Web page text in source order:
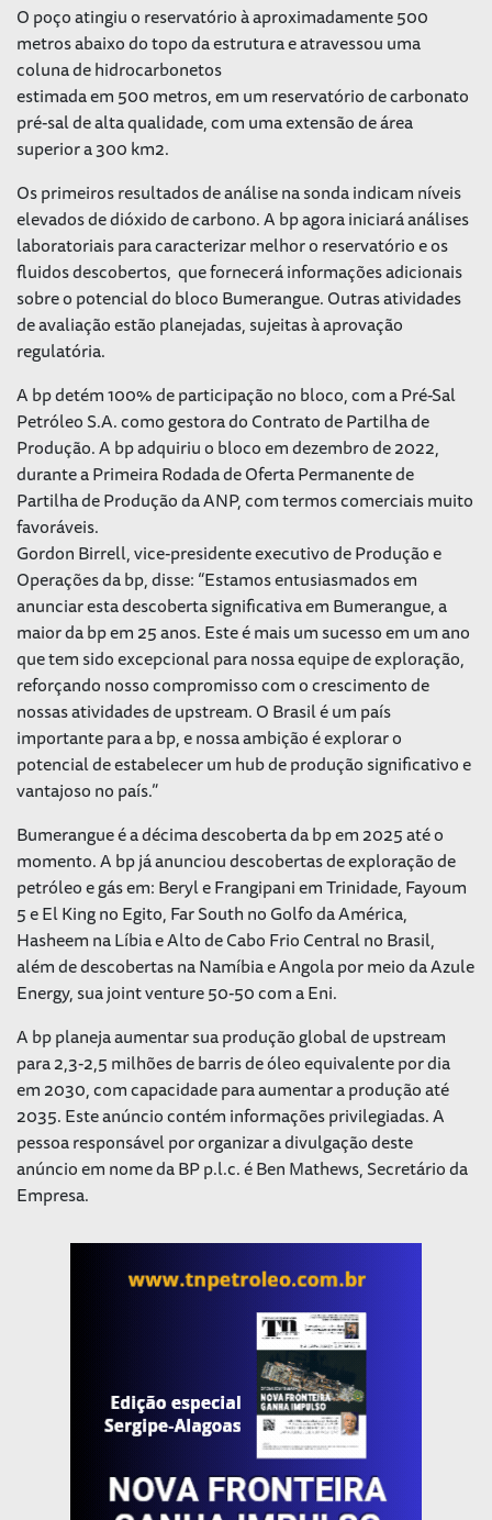
O poço atingiu o reservatório à aproximadamente 500
metros abaixo do topo da estrutura e atravessou uma
coluna de hidrocarbonetos
estimada em 500 metros, em um reservatório de carbonato
pré-sal de alta qualidade, com uma extensão de área
superior a 300 km2.
Os primeiros resultados de análise na sonda indicam níveis
elevados de dióxido de carbono. A bp agora iniciará análises
laboratoriais para caracterizar melhor o reservatório e os
fluidos descobertos, que fornecerá informações adicionais
sobre o potencial do bloco Bumerangue. Outras atividades
de avaliação estão planejadas, sujeitas à aprovação
regulatória.
A bp detém 100% de participação no bloco, com a Pré-Sal
Petróleo S.A. como gestora do Contrato de Partilha de
Produção. A bp adquiriu o bloco em dezembro de 2022,
durante a Primeira Rodada de Oferta Permanente de
Partilha de Produção da ANP, com termos comerciais muito
favoráveis.
Gordon Birrell, vice-presidente executivo de Produção e
Operações da bp, disse: “Estamos entusiasmados em
anunciar esta descoberta significativa em Bumerangue, a
maior da bp em 25 anos. Este é mais um sucesso em um ano
que tem sido excepcional para nossa equipe de exploração,
reforçando nosso compromisso com o crescimento de
nossas atividades de upstream. O Brasil é um país
importante para a bp, e nossa ambição é explorar o
potencial de estabelecer um hub de produção significativo e
vantajoso no país.”
Bumerangue é a décima descoberta da bp em 2025 até o
momento. A bp já anunciou descobertas de exploração de
petróleo e gás em: Beryl e Frangipani em Trinidade, Fayoum
5 e El King no Egito, Far South no Golfo da América,
Hasheem na Líbia e Alto de Cabo Frio Central no Brasil,
além de descobertas na Namíbia e Angola por meio da Azule
Energy, sua joint venture 50-50 com a Eni.
A bp planeja aumentar sua produção global de upstream
para 2,3-2,5 milhões de barris de óleo equivalente por dia
em 2030, com capacidade para aumentar a produção até
2035. Este anúncio contém informações privilegiadas. A
pessoa responsável por organizar a divulgação deste
anúncio em nome da BP p.l.c. é Ben Mathews, Secretário da
Empresa.